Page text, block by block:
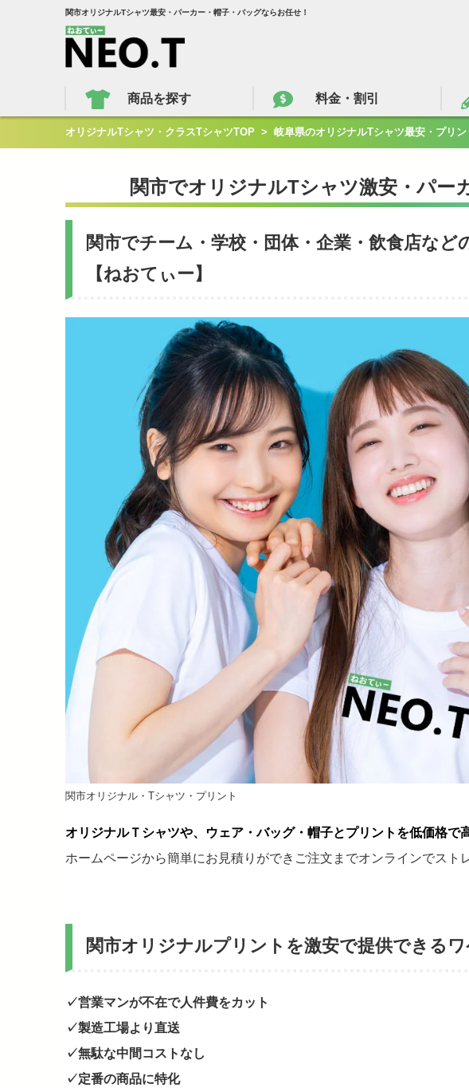
関市オリジナルTシャツ最安・パーカー・帽子・バッグならお任せ！
商品を探す 料金・割引
オリジナルTシャツ・クラスTシャツTOP > 岐阜県のオリジナルTシャツ最安・プリ
関市でオリジナルTシャツ激安・パー
関市でチーム・学校・団体・企業・飲食店な
【ねおてぃー】
関市オリジナル・Tシャツ・プリント
オリジナルＴシャツや、ウェア・バッグ・帽子とプリントを低価格で
ホームページから簡単にお見積りができご注文までオンラインでスト
関市オリジナルプリントを激安で提供できるワ
✓営業マンが不在で人件費をカット
✓製造工場より直送
✓無駄な中間コストなし
✓定番の商品に特化